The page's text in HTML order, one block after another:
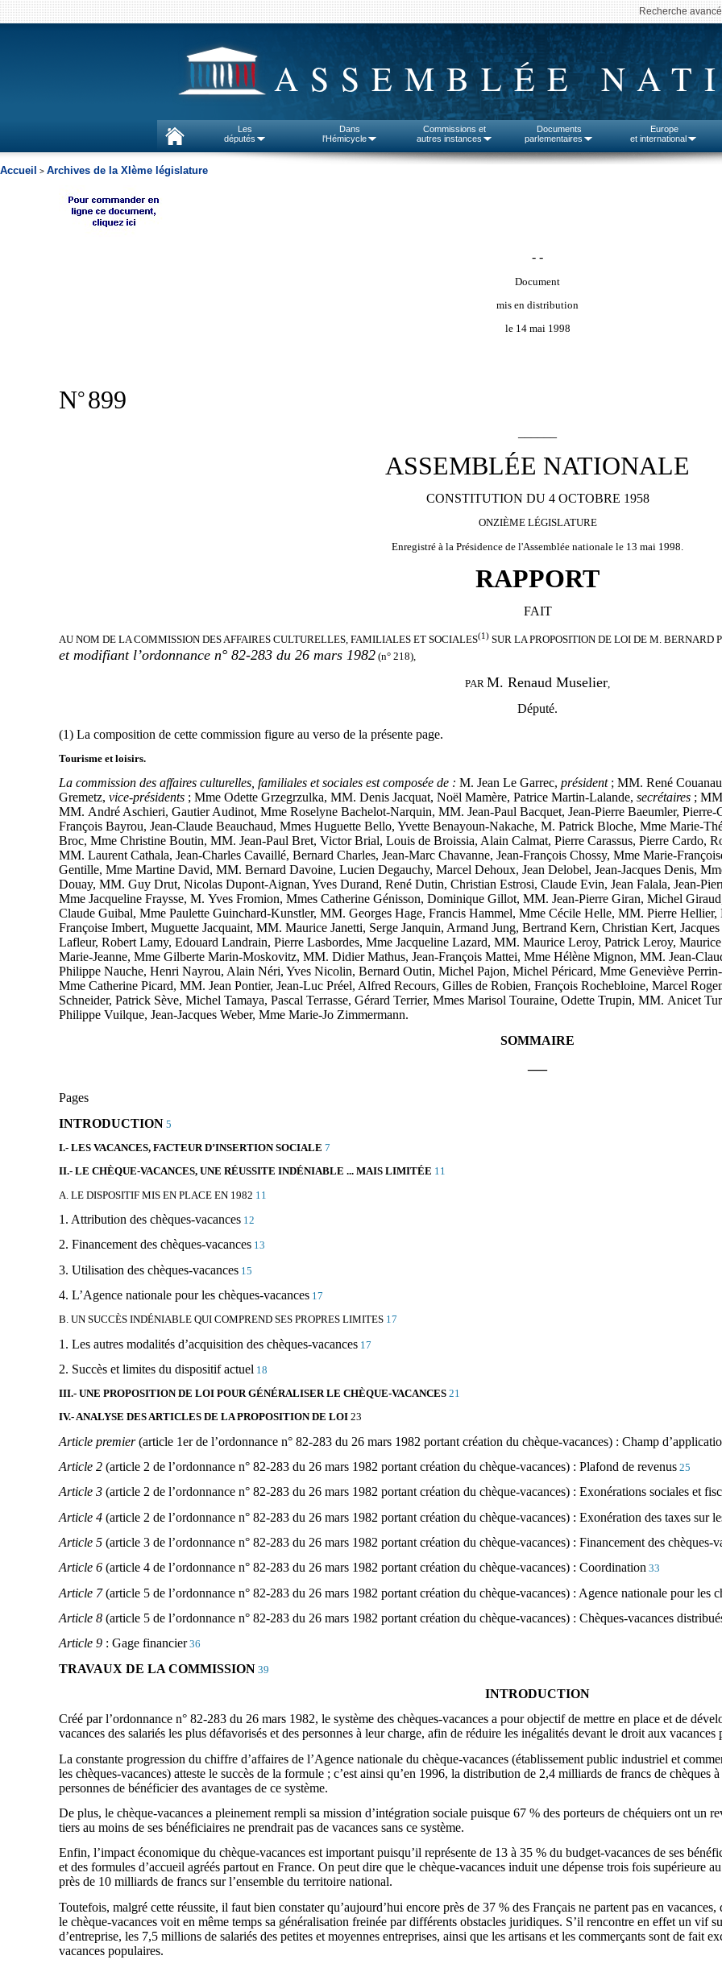
Recherche
ASSEMBLÉE
Les
députés
Dans
l'Hémicycle
Commissions et
autres instances
Documents
parlementaires
Europe
et international
Accueil > Archives de la XIème législature
- -
Document
mis en distribution
le 14 mai 1998
N°899
ASSEMBLÉE NATIONALE
CONSTITUTION DU 4 OCTOBRE 1958
ONZIÈME LÉGISLATURE
Enregistré à la Présidence de l'Assemblée nationale le 13 mai 1998.
RAPPORT
FAIT
AU NOM DE LA COMMISSION DES AFFAIRES CULTURELLES, FAMILIALES ET SOCIALES(1)SUR LA PROPOSITION DE LOI DE M. BERNARD
et modifiant l’ordonnance n° 82-283 du 26 mars 1982 (n° 218),
PAR M. Renaud Muselier
Député.
(1) La composition de cette commission figure au verso de la présente page.
Tourisme et loisirs.
La commission des affaires culturelles, familiales et sociales est composée de : M. Jean Le Garrec, président; MM. René
Gremetz, vice-présidents ; Mme Odette Grzegrzulka, MM. Denis Jacquat, Noël Mamère, Patrice Martin-Lalande, secrétaires ;
MM. André Aschieri, Gautier Audinot, Mme Roselyne Bachelot-Narquin, MM. Jean-Paul Bacquet, Jean-Pierre Baeumler, Pierre-
François Bayrou, Jean-Claude Beauchaud, Mmes Huguette Bello, Yvette Benayoun-Nakache, M. Patrick Bloche, Mme Marie-
Broc, Mme Christine Boutin, MM. Jean-Paul Bret, Victor Brial, Louis de Broissia, Alain Calmat, Pierre Carassus, Pierre Cardo,
MM. Laurent Cathala, Jean-Charles Cavaillé, Bernard Charles, Jean-Marc Chavanne, Jean-François Chossy, Mme Marie-
Gentille, Mme Martine David, MM. Bernard Davoine, Lucien Degauchy, Marcel Dehoux, Jean Delobel, Jean-Jacques Denis,
Douay, MM. Guy Drut, Nicolas Dupont-Aignan, Yves Durand, René Dutin, Christian Estrosi, Claude Evin, Jean Falala, Jean-
Mme Jacqueline Fraysse, M. Yves Fromion, Mmes Catherine Génisson, Dominique Gillot, MM. Jean-Pierre Giran, Michel
Claude Guibal, Mme Paulette Guinchard-Kunstler, MM. Georges Hage, Francis Hammel, Mme Cécile Helle, MM. Pierre
Françoise Imbert, Muguette Jacquaint, MM. Maurice Janetti, Serge Janquin, Armand Jung, Bertrand Kern, Christian Kert,
Lafleur, Robert Lamy, Edouard Landrain, Pierre Lasbordes, Mme Jacqueline Lazard, MM. Maurice Leroy, Patrick Leroy,
Marie-Jeanne, Mme Gilberte Marin-Moskovitz, MM. Didier Mathus, Jean-François Mattei, Mme Hélène Mignon, MM. Jean-
Philippe Nauche, Henri Nayrou, Alain Néri, Yves Nicolin, Bernard Outin, Michel Pajon, Michel Péricard, Mme Geneviève
Mme Catherine Picard, MM. Jean Pontier, Jean-Luc Préel, Alfred Recours, Gilles de Robien, François Rochebloine, Marcel
Schneider, Patrick Sève, Michel Tamaya, Pascal Terrasse, Gérard Terrier, Mmes Marisol Touraine, Odette Trupin, MM. Anicet
Philippe Vuilque, Jean-Jacques Weber, Mme Marie-Jo Zimmermann.
SOMMAIRE
—
Pages
INTRODUCTION5
I.- LES VACANCES, FACTEUR D’INSERTION SOCIALE 7
II.- LE CHÈQUE-VACANCES, UNE RÉUSSITE INDÉNIABLE ... MAIS LIMITÉE 11
A. LE DISPOSITIF MIS EN PLACE EN 1982 11
1. Attribution des chèques-vacances12
2. Financement des chèques-vacances13
3. Utilisation des chèques-vacances15
4. L’Agence nationale pour les chèques-vacances17
B. UN SUCCÈS INDÉNIABLE QUI COMPREND SES PROPRES LIMITES17
1. Les autres modalités d’acquisition des chèques-vacances17
2. Succès et limites du dispositif actuel 18
III.- UNE PROPOSITION DE LOI POUR GÉNÉRALISER LE CHÈQUE-VACANCES21
IV.- ANALYSE DES ARTICLES DE LA PROPOSITION DE LOI 23
Article premier(article 1er de l’ordonnance n° 82-283 du 26 mars 1982 portant création du chèque-vacances) : Champ
Article 2 (article 2 de l’ordonnance n° 82-283 du 26 mars 1982 portant création du chèque-vacances) : Plafond de revenus25
Article 3 (article 2 de l’ordonnance n° 82-283 du 26 mars 1982 portant création du chèque-vacances) : Exonérations sociales et
Article 4 (article 2 de l’ordonnance n° 82-283 du 26 mars 1982 portant création du chèque-vacances) : Exonération des taxes sur
Article 5(article 3 de l’ordonnance n° 82-283 du 26 mars 1982 portant création du chèque-vacances) : Financement des chèques-
Article 6 (article 4 de l’ordonnance n° 82-283 du 26 mars 1982 portant création du chèque-vacances) : Coordination33
Article 7(article 5 de l’ordonnance n° 82-283 du 26 mars 1982 portant création du chèque-vacances) : Agence nationale pour les
Article 8 (article 5 de l’ordonnance n° 82-283 du 26 mars 1982 portant création du chèque-vacances) : Chèques-vacances
Article 9 : Gage financier36
TRAVAUX DE LA COMMISSION 39
INTRODUCTION
Créé par l’ordonnance n° 82-283 du 26 mars 1982, le système des chèques-vacances a pour objectif de mettre en place et de
vacances des salariés les plus défavorisés et des personnes à leur charge, afin de réduire les inégalités devant le droit aux vacances
La constante progression du chiffre d’affaires de l’Agence nationale du chèque-vacances (établissement public industriel et
les chèques-vacances) atteste le succès de la formule ; c’est ainsi qu’en 1996, la distribution de 2,4 milliards de francs de
personnes de bénéficier des avantages de ce système.
De plus, le chèque-vacances a pleinement rempli sa mission d’intégration sociale puisque 67 % des porteurs de chéquiers ont un
tiers au moins de ses bénéficiaires ne prendrait pas de vacances sans ce système.
Enfin, l’impact économique du chèque-vacances est important puisqu’il représente de 13 à 35 % du budget-vacances de ses
et des formules d’accueil agréés partout en France. On peut dire que le chèque-vacances induit une dépense trois fois supérieure
près de 10 milliards de francs sur l’ensemble du territoire national.
Toutefois, malgré cette réussite, il faut bien constater qu’aujourd’hui encore près de 37 % des Français ne partent pas en
le chèque-vacances voit en même temps sa généralisation freinée par différents obstacles juridiques. S’il rencontre en effet un vif
d’entreprise, les 7,5 millions de salariés des petites et moyennes entreprises, ainsi que les artisans et les commerçants sont de fait
vacances populaires.